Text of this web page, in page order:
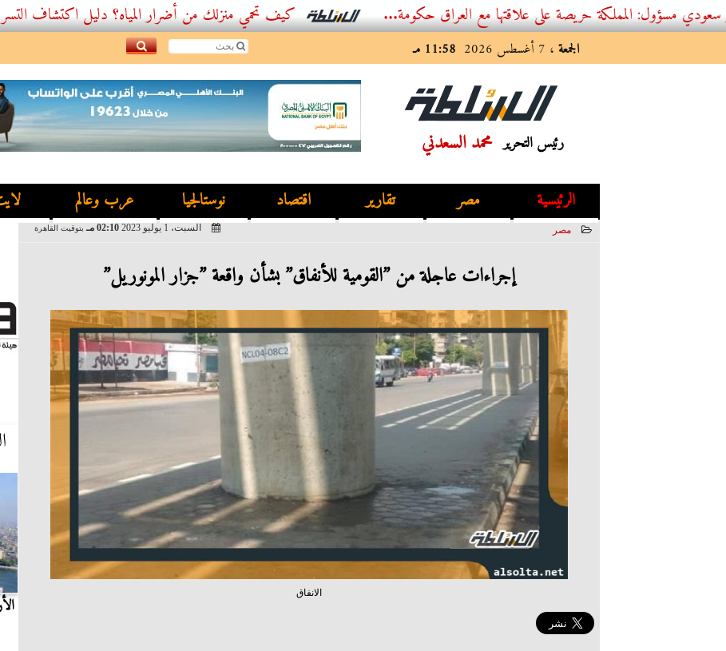
المملكة حريصة على علاقتها مع العراق حكومة... كيف تحمي منزلك من أضرار المياه؟ دليل اكتشاف التسربات
الجمعة ، 7 أغسطس 2026 11:58 مـ
رئيس التحرير محمد السعدني
الرئيسية مصر تقارير اقتصاد نوستالجيا عرب وعالم
مصر السبت، 1 يوليو 2023 02:10 مـ بتوقيت القاهرة
إجراءات عاجلة من ”القومية للأنفاق” بشأن واقعة ”جزار المونوريل”
الانفاق